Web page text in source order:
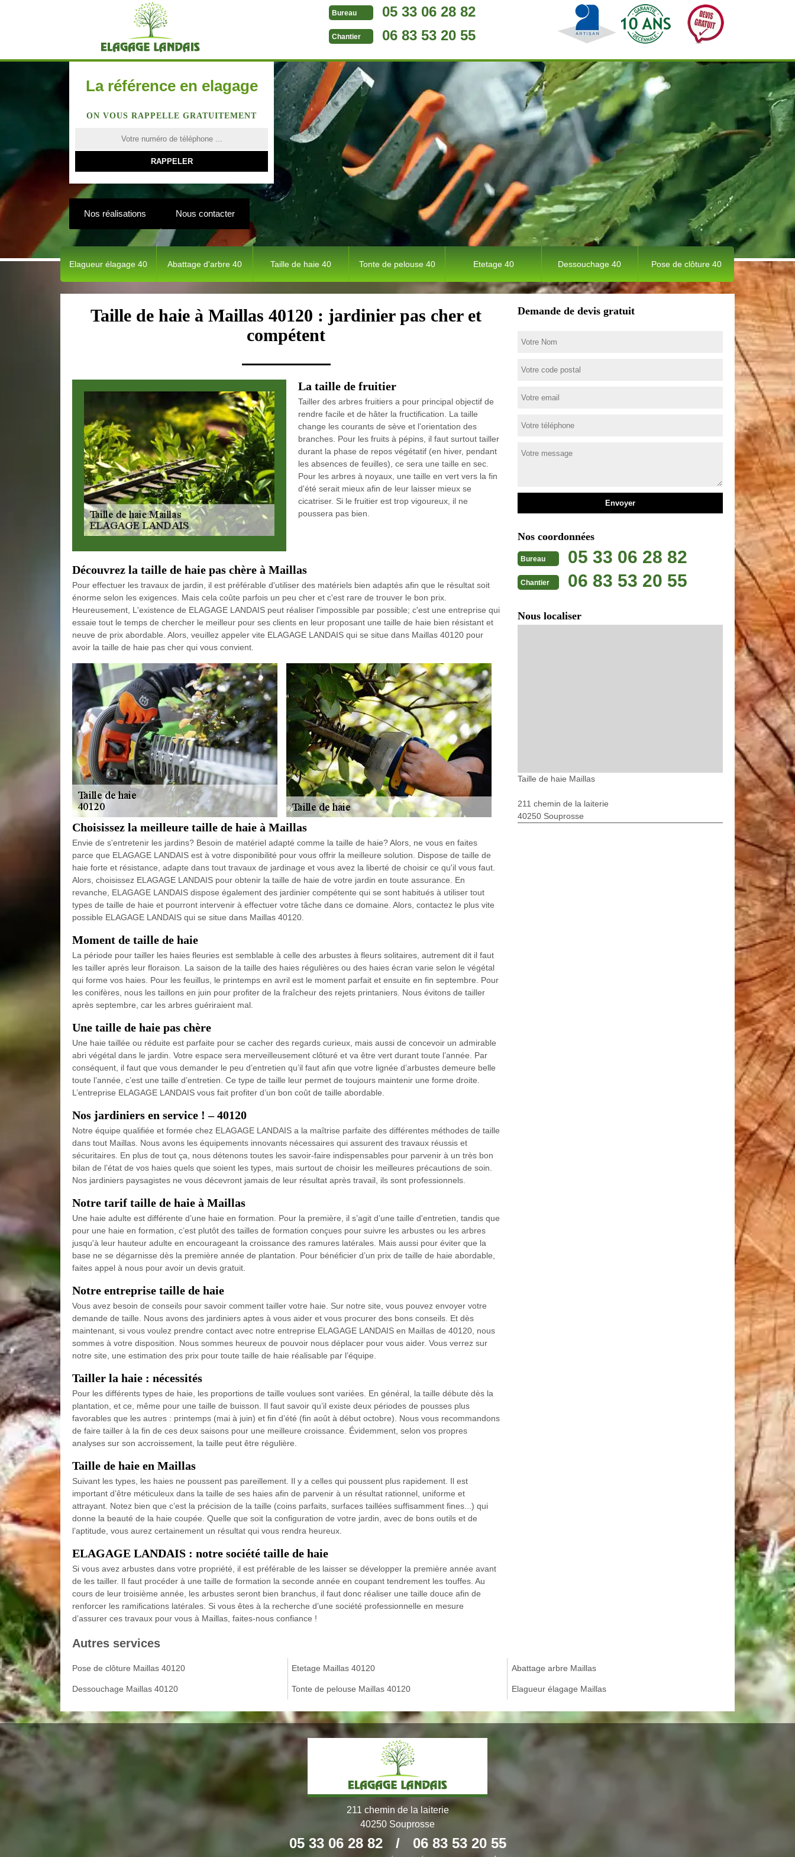
Bureau 05 33 06 28 82
Chantier 06 83 53 20 55
La référence en elagage
ON VOUS RAPPELLE GRATUITEMENT
Nos réalisations Nous contacter
Elagueur élagage 40 Abattage d'arbre 40 Taille de haie 40 Tonte de pelouse 40 Etetage 40 Dessouchage 40 Pose de clôture 40
Taille de haie à Maillas 40120 : jardinier pas cher et
compétent
La taille de fruitier
Tailler des arbres fruitiers a pour principal objectif de
rendre facile et de hâter la fructification. La taille
change les courants de sève et l’orientation des
branches. Pour les fruits à pépins, il faut surtout tailler
durant la phase de repos végétatif (en hiver, pendant
les absences de feuilles), ce sera une taille en sec.
Pour les arbres à noyaux, une taille en vert vers la fin
d'été serait mieux afin de leur laisser mieux se
cicatriser. Si le fruitier est trop vigoureux, il ne
poussera pas bien.
Découvrez la taille de haie pas chère à Maillas
Pour effectuer les travaux de jardin, il est préférable d'utiliser des matériels bien adaptés afin que le résultat soit
énorme selon les exigences. Mais cela coûte parfois un peu cher et c'est rare de trouver le bon prix.
Heureusement, L'existence de ELAGAGE LANDAIS peut réaliser l'impossible par possible; c'est une entreprise qui
essaie tout le temps de chercher le meilleur pour ses clients en leur proposant une taille de haie bien résistant et
neuve de prix abordable. Alors, veuillez appeler vite ELAGAGE LANDAIS qui se situe dans Maillas 40120 pour
avoir la taille de haie pas cher qui vous convient.
Choisissez la meilleure taille de haie à Maillas
Envie de s'entretenir les jardins? Besoin de matériel adapté comme la taille de haie? Alors, ne vous en faites
parce que ELAGAGE LANDAIS est à votre disponibilité pour vous offrir la meilleure solution. Dispose de taille de
haie forte et résistance, adapte dans tout travaux de jardinage et vous avez la liberté de choisir ce qu'il vous faut.
Alors, choisissez ELAGAGE LANDAIS pour obtenir la taille de haie de votre jardin en toute assurance. En
revanche, ELAGAGE LANDAIS dispose également des jardinier compétente qui se sont habitués à utiliser tout
types de taille de haie et pourront intervenir à effectuer votre tâche dans ce domaine. Alors, contactez le plus vite
possible ELAGAGE LANDAIS qui se situe dans Maillas 40120.
Moment de taille de haie
La période pour tailler les haies fleuries est semblable à celle des arbustes à fleurs solitaires, autrement dit il faut
les tailler après leur floraison. La saison de la taille des haies régulières ou des haies écran varie selon le végétal
qui forme vos haies. Pour les feuillus, le printemps en avril est le moment parfait et ensuite en fin septembre. Pour
les conifères, nous les taillons en juin pour profiter de la fraîcheur des rejets printaniers. Nous évitons de tailler
après septembre, car les arbres guériraient mal.
Une taille de haie pas chère
Une haie taillée ou réduite est parfaite pour se cacher des regards curieux, mais aussi de concevoir un admirable
abri végétal dans le jardin. Votre espace sera merveilleusement clôturé et va être vert durant toute l’année. Par
conséquent, il faut que vous demander le peu d’entretien qu’il faut afin que votre lignée d’arbustes demeure belle
toute l’année, c’est une taille d’entretien. Ce type de taille leur permet de toujours maintenir une forme droite.
L’entreprise ELAGAGE LANDAIS vous fait profiter d’un bon coût de taille abordable.
Nos jardiniers en service ! – 40120
Notre équipe qualifiée et formée chez ELAGAGE LANDAIS a la maîtrise parfaite des différentes méthodes de taille
dans tout Maillas. Nous avons les équipements innovants nécessaires qui assurent des travaux réussis et
sécuritaires. En plus de tout ça, nous détenons toutes les savoir-faire indispensables pour parvenir à un très bon
bilan de l’état de vos haies quels que soient les types, mais surtout de choisir les meilleures précautions de soin.
Nos jardiniers paysagistes ne vous décevront jamais de leur résultat après travail, ils sont professionnels.
Notre tarif taille de haie à Maillas
Une haie adulte est différente d’une haie en formation. Pour la première, il s’agit d’une taille d'entretien, tandis que
pour une haie en formation, c’est plutôt des tailles de formation conçues pour suivre les arbustes ou les arbres
jusqu'à leur hauteur adulte en encourageant la croissance des ramures latérales. Mais aussi pour éviter que la
base ne se dégarnisse dès la première année de plantation. Pour bénéficier d’un prix de taille de haie abordable,
faites appel à nous pour avoir un devis gratuit.
Notre entreprise taille de haie
Vous avez besoin de conseils pour savoir comment tailler votre haie. Sur notre site, vous pouvez envoyer votre
demande de taille. Nous avons des jardiniers aptes à vous aider et vous procurer des bons conseils. Et dès
maintenant, si vous voulez prendre contact avec notre entreprise ELAGAGE LANDAIS en Maillas de 40120, nous
sommes à votre disposition. Nous sommes heureux de pouvoir nous déplacer pour vous aider. Vous verrez sur
notre site, une estimation des prix pour toute taille de haie réalisable par l’équipe.
Tailler la haie : nécessités
Pour les différents types de haie, les proportions de taille voulues sont variées. En général, la taille débute dès la
plantation, et ce, même pour une taille de buisson. Il faut savoir qu’il existe deux périodes de pousses plus
favorables que les autres : printemps (mai à juin) et fin d’été (fin août à début octobre). Nous vous recommandons
de faire tailler à la fin de ces deux saisons pour une meilleure croissance. Évidemment, selon vos propres
analyses sur son accroissement, la taille peut être régulière.
Taille de haie en Maillas
Suivant les types, les haies ne poussent pas pareillement. Il y a celles qui poussent plus rapidement. Il est
important d’être méticuleux dans la taille de ses haies afin de parvenir à un résultat rationnel, uniforme et
attrayant. Notez bien que c’est la précision de la taille (coins parfaits, surfaces taillées suffisamment fines...) qui
donne la beauté de la haie coupée. Quelle que soit la configuration de votre jardin, avec de bons outils et de
l’aptitude, vous aurez certainement un résultat qui vous rendra heureux.
ELAGAGE LANDAIS : notre société taille de haie
Si vous avez arbustes dans votre propriété, il est préférable de les laisser se développer la première année avant
de les tailler. Il faut procéder à une taille de formation la seconde année en coupant tendrement les touffes. Au
cours de leur troisième année, les arbustes seront bien branchus, il faut donc réaliser une taille douce afin de
renforcer les ramifications latérales. Si vous êtes à la recherche d’une société professionnelle en mesure
d’assurer ces travaux pour vous à Maillas, faites-nous confiance !
Demande de devis gratuit
Nos coordonnées
Bureau 05 33 06 28 82
Chantier 06 83 53 20 55
Nous localiser
Taille de haie Maillas
211 chemin de la laiterie
40250 Souprosse
Autres services
Pose de clôture Maillas 40120
Dessouchage Maillas 40120
Etetage Maillas 40120
Tonte de pelouse Maillas 40120
Abattage arbre Maillas
Elagueur élagage Maillas
211 chemin de la laiterie
40250 Souprosse
05 33 06 28 82 / 06 83 53 20 55